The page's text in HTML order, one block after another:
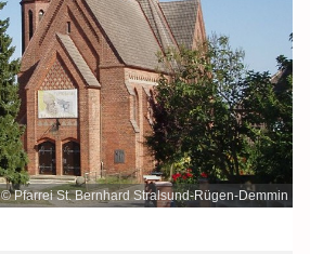
© Pfarrei St. Bernhard Stralsund-Rügen-Demmin